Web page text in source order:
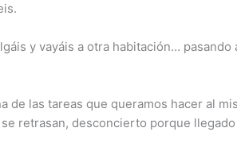
y vayáis a otra habitación…
de las tareas que queramos hacer al
retrasan, desconcierto porque